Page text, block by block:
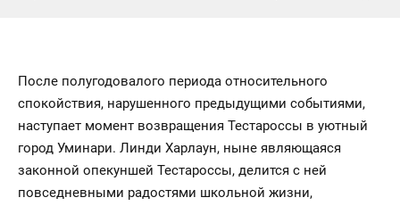
После полугодовалого периода относительного
спокойствия, нарушенного предыдущими событиями,
наступает момент возвращения Тестароссы в уютный
город Уминари. Линди Харлаун, ныне являющаяся
законной опекуншей Тестароссы, делится с ней
повседневными радостями школьной жизни,